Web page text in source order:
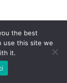
the best
use this site we
it.